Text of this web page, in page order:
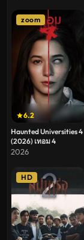
6.2
zoom
Haunted Universities 4
(2026) เทอม 4
2026
HD